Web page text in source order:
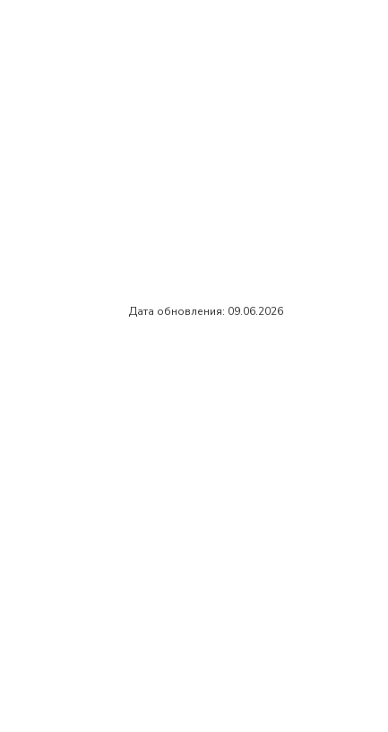
Дата обновления: 09.06.2026